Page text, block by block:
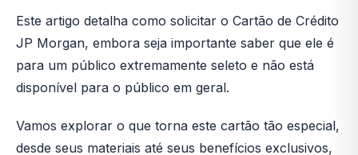
Este artigo detalha como solicitar o Cartão de Crédito
JP Morgan, embora seja importante saber que ele é
para um público extremamente seleto e não está
disponível para o público em geral.
Vamos explorar o que torna este cartão tão especial,
desde seus materiais até seus benefícios exclusivos,